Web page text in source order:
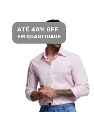
ATÉ 40% OFF
EM QUANTIDADE